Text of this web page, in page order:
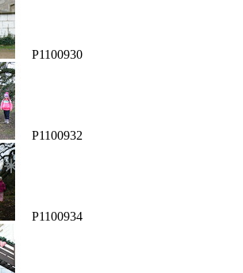
P1100930
P1100932
P1100934